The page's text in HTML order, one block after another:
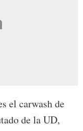
el carwash de
de la UD,